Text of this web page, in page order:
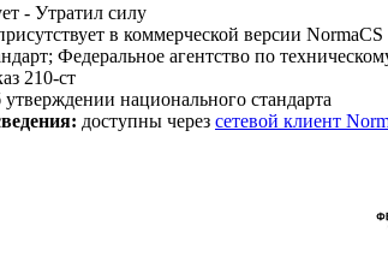
- Утратил силу
в коммерческой версии NormaCS
Федеральное агентство по
210-ст
национального стандарта
доступны через сетевой клиент